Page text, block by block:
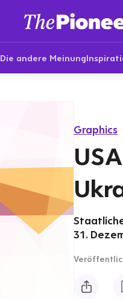
Die andere Meinung
Graphics
31.